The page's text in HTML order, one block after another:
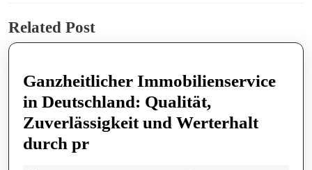
post:
Related Post
Ganzheitlicher Immobilienservice
in Deutschland: Qualität,
Zuverlässigkeit und Werterhalt
durch prGanzheitlicher